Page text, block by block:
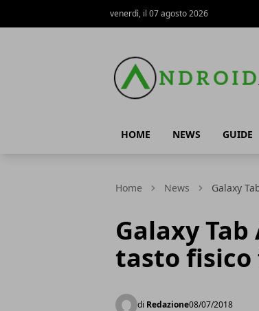
venerdì, il 07 agosto 2026
HOME NEWS GUIDE
Home News Galaxy
Galaxy
tasto
di Redazione08/07/2018